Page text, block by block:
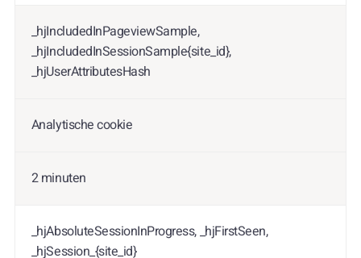
_hjIncludedInPageviewSample,
_hjIncludedInSessionSample{site_id},
_hjUserAttributesHash
Analytische cookie
2 minuten
_hjAbsoluteSessionInProgress, _hjFirstSeen,
_hjSession_{site_id}